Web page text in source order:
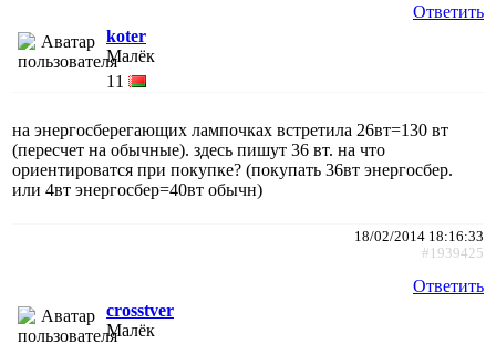
Ответить
koter
Малёк
11
на энергосберегающих лампочках встретила 26вт=130 вт
(пересчет на обычные). здесь пишут 36 вт. на что
ориентироватся при покупке? (покупать 36вт энергосбер.
или 4вт энергосбер=40вт обычн)
18/02/2014 18:16:33
#1939425
Ответить
crosstver
Малёк